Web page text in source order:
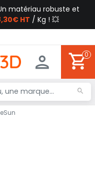
matériau robuste et
HT / Kg ! 💥
0
eSun